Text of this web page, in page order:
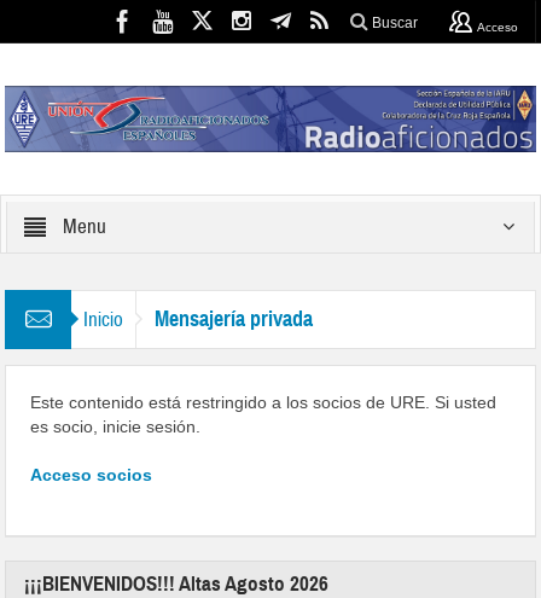
Buscar Acceso
Menu
Inicio Mensajería privada
Este contenido está restringido a los socios de URE. Si usted
es socio, inicie sesión.
Acceso socios
¡¡¡BIENVENIDOS!!! Altas Agosto 2026